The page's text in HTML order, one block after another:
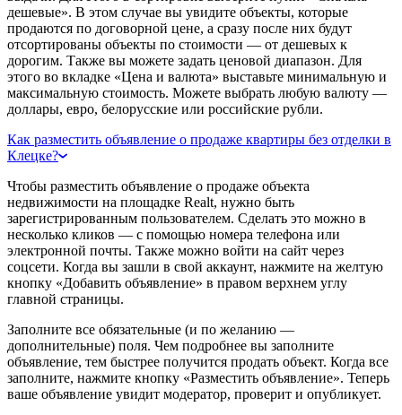
дешевые». В этом случае вы увидите объекты, которые
продаются по договорной цене, а сразу после них будут
отсортированы объекты по стоимости — от дешевых к
дорогим. Также вы можете задать ценовой диапазон. Для
этого во вкладке «Цена и валюта» выставьте минимальную и
максимальную стоимость. Можете выбрать любую валюту —
доллары, евро, белорусские или российские рубли.
Как разместить объявление о продаже квартиры без отделки в
Клецке?
Чтобы разместить объявление о продаже объекта
недвижимости на площадке Realt, нужно быть
зарегистрированным пользователем. Сделать это можно в
несколько кликов — с помощью номера телефона или
электронной почты. Также можно войти на сайт через
соцсети. Когда вы зашли в свой аккаунт, нажмите на желтую
кнопку «Добавить объявление» в правом верхнем углу
главной страницы.
Заполните все обязательные (и по желанию —
дополнительные) поля. Чем подробнее вы заполните
объявление, тем быстрее получится продать объект. Когда все
заполните, нажмите кнопку «Разместить объявление». Теперь
ваше объявление увидит модератор, проверит и опубликует.